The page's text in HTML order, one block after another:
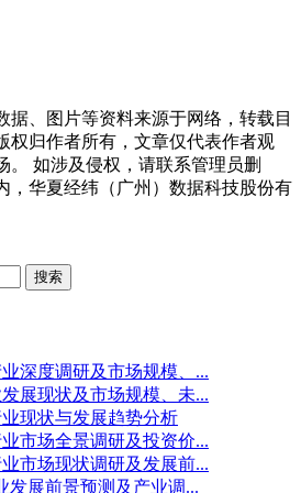
据、图片等资料来源于网络，转载目
权归作者所有，文章仅代表作者观
。 如涉及侵权，请联系管理员删
，华夏经纬（广州）数据科技股份有
搜索
深度调研及市场规模、...
展现状及市场规模、未...
现状与发展趋势分析
市场全景调研及投资价...
市场现状调研及发展前...
发展前景预测及产业调...